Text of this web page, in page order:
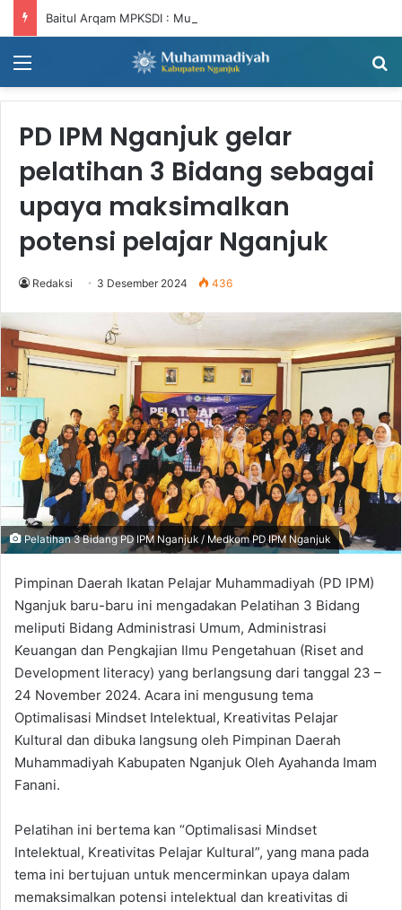
Menu
PD IPM Nganjuk gelar
pelatihan 3 Bidang sebagai
upaya maksimalkan
potensi pelajar Nganjuk
Redaksi 3 Desember 2024 436
Pelatihan 3 Bidang PD IPM Nganjuk / Medkom PD IPM Nganjuk
Pimpinan Daerah Ikatan Pelajar Muhammadiyah (PD IPM)
Nganjuk baru-baru ini mengadakan Pelatihan 3 Bidang
meliputi Bidang Administrasi Umum, Administrasi
Keuangan dan Pengkajian Ilmu Pengetahuan (Riset and
Development literacy) yang berlangsung dari tanggal 23 –
24 November 2024. Acara ini mengusung tema
Optimalisasi Mindset Intelektual, Kreativitas Pelajar
Kultural dan dibuka langsung oleh Pimpinan Daerah
Muhammadiyah Kabupaten Nganjuk Oleh Ayahanda Imam
Fanani.
Pelatihan ini bertema kan “Optimalisasi Mindset
Intelektual, Kreativitas Pelajar Kultural”, yang mana pada
tema ini bertujuan untuk mencerminkan upaya dalam
memaksimalkan potensi intelektual dan kreativitas di